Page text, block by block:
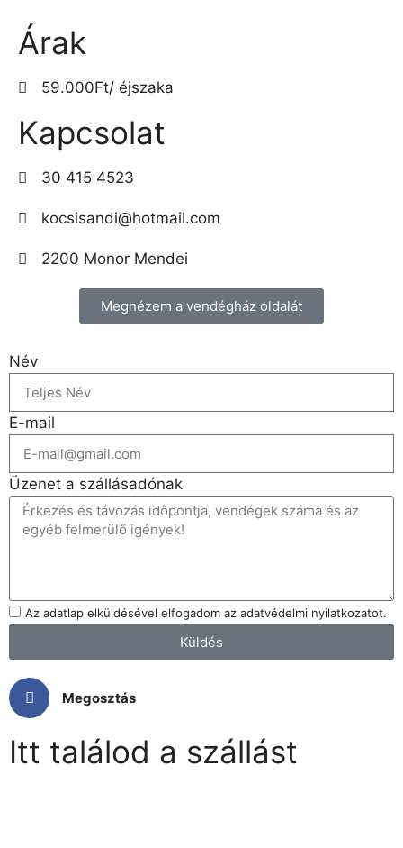
Árak
59.000Ft/ éjszaka
Kapcsolat
30 415 4523
kocsisandi@hotmail.com
2200 Monor Mendei
Megnézem a vendégház oldalát
Név
E-mail
Üzenet a szállásadónak
Az adatlap elküldésével elfogadom az adatvédelmi nyilatkozatot.
Küldés
Megosztás
Itt találod a szállást